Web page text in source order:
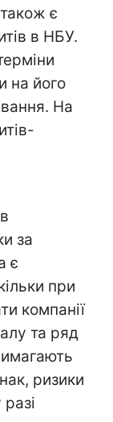
є
в НБУ.
на його
На
за
є
при
компанії
та ряд
ризики